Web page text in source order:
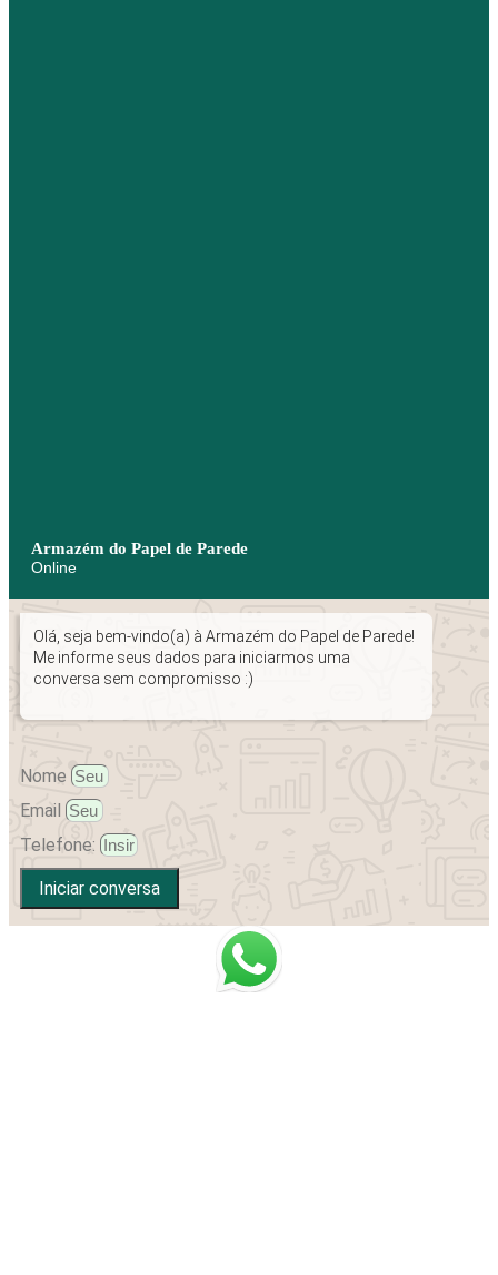
Armazém do Papel de Parede
Online
Olá, seja bem-vindo(a) à Armazém do Papel de Parede!
Me informe seus dados para iniciarmos uma
conversa sem compromisso :)
Nome
Email
Telefone:
Iniciar conversa